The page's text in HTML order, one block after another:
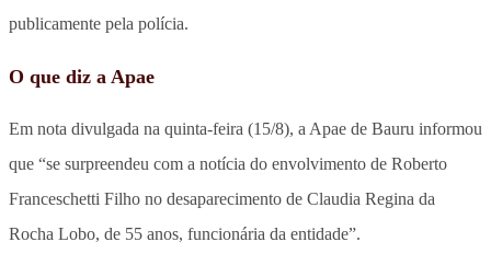
publicamente pela polícia.
O que diz a Apae
Em nota divulgada na quinta-feira (15/8), a Apae de Bauru informou
que “se surpreendeu com a notícia do envolvimento de Roberto
Franceschetti Filho no desaparecimento de Claudia Regina da
Rocha Lobo, de 55 anos, funcionária da entidade”.